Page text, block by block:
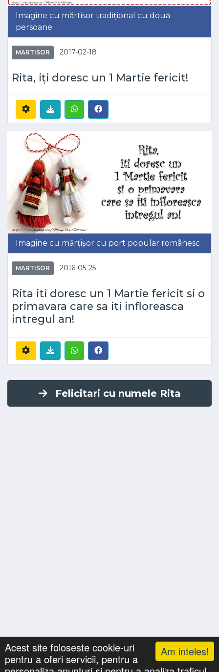
Am inteles!
Acest site foloseste cookie-uri
pentru a oferi servicii, pentru a
Imagine cu mărtisor tradițional cu două
persoane
MARTISOR 2017-02-18
Rita, iți doresc un 1 Martie fericit!
Imagine cu mărțișor cu port popular românesc
MARTISOR 2016-05-25
Rita iti doresc un 1 Martie fericit si o
primavara care sa iti infloreasca
intregul an!
Felicitari cu numele Rita
Lista cu nume Căutari
Zile Onomastice